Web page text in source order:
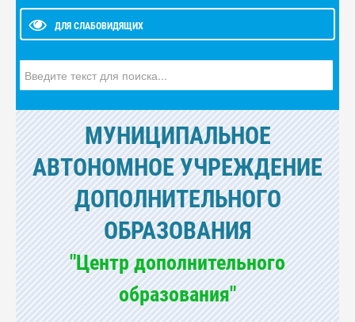
ДЛЯ СЛАБОВИДЯЩИХ
МУНИЦИПАЛЬНОЕ
АВТОНОМНОЕ УЧРЕЖДЕНИЕ
ДОПОЛНИТЕЛЬНОГО
ОБРАЗОВАНИЯ
"Центр дополнительного
образования"